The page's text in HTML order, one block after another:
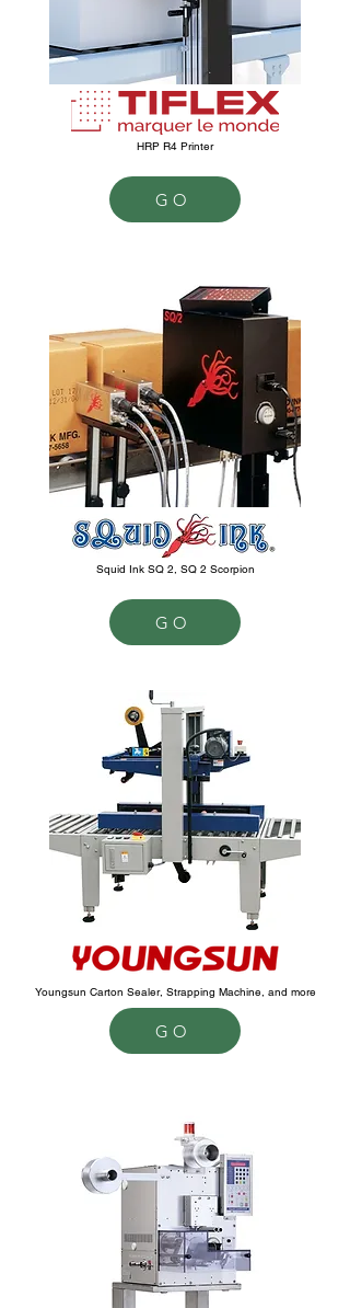
HRP R4 Printer
GO
Squid Ink SQ 2, SQ 2 Scorpion
GO
Youngsun Carton Sealer, Strapping Machine, and more
GO